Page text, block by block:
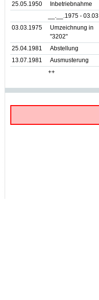
25.05.1950
Inbetriebnahme
__.__.1975 -
03.03.1975
Umzeichnung in
"3202"
25.04.1981
Abstellung
13.07.1981
Ausmusterung
++